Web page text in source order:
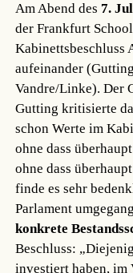
Am Abend des 7.
der Frankfurt
Kabinettsbeschluss
aufeinander
Vandre/Linke). Der
Gutting kritisierte
schon Werte im
ohne dass
ohne dass
finde es sehr
Parlament
konkrete
Beschluss:
investiert haben, im